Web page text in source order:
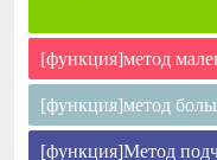
[функция]метод
[функция]метод
[функция]Метод